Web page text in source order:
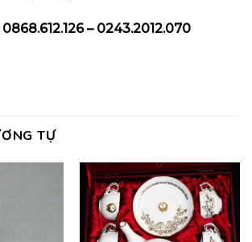
– 0243.2012.070
TỰ